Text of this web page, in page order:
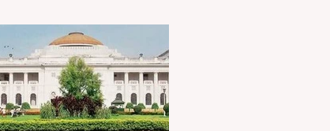
আন্দোলনকারীরা দেশ বিরোধী কার্যকলাপের সঙ্গে
জড়িত এবং টাকা নিয়ে আন্দোলনে নেমেছে, সেটাই
ছিল মূল প্রতিপাদ্য সেই সব মানুষদের। কিন্তু
যেই সরকারের বিরুদ্ধে আন্দোলন, সেই সরকার
শিক্ষামন্ত্রীর পদত্যাগ করানোর পাশাপাশি ছাত্রদের
বাকি দাবিগুলিও ম